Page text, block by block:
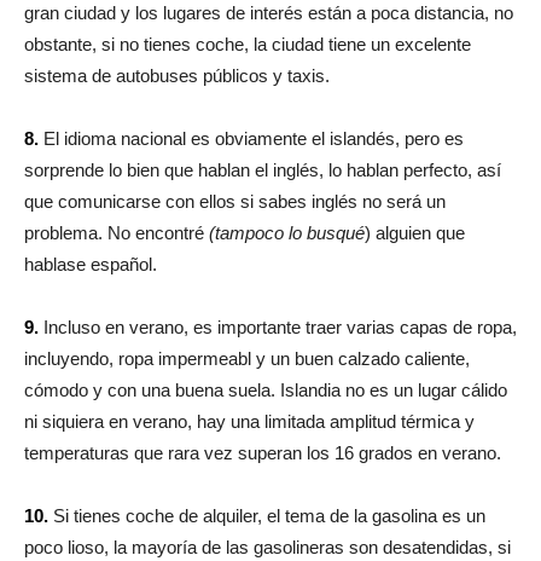
gran ciudad y los lugares de interés están a poca distancia, no
obstante, si no tienes coche, la ciudad tiene un excelente
sistema de autobuses públicos y taxis.
8. El idioma nacional es obviamente el islandés, pero es
sorprende lo bien que hablan el inglés, lo hablan perfecto, así
que comunicarse con ellos si sabes inglés no será un
problema. No encontré (tampoco lo busqué) alguien que
hablase español.
9. Incluso en verano, es importante traer varias capas de ropa,
incluyendo, ropa impermeabl y un buen calzado caliente,
cómodo y con una buena suela. Islandia no es un lugar cálido
ni siquiera en verano, hay una limitada amplitud térmica y
temperaturas que rara vez superan los 16 grados en verano.
10. Si tienes coche de alquiler, el tema de la gasolina es un
poco lioso, la mayoría de las gasolineras son desatendidas, si